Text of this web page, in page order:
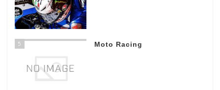
5 Moto Racing